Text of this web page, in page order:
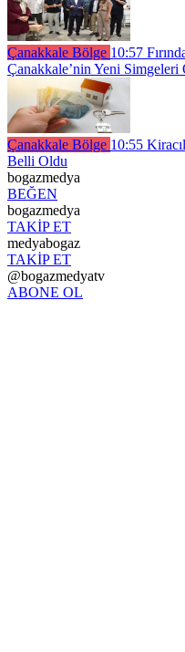
Çanakkale Bölge 10:57
Çanakkale’nin Yeni Simgeleri
Çanakkale Bölge 10:55
Belli Oldu
bogazmedya
BEĞEN
bogazmedya
TAKİP ET
medyabogaz
TAKİP ET
@bogazmedyatv
ABONE OL